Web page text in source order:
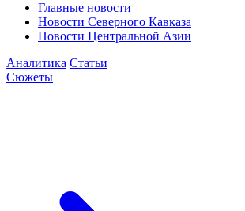
Главные новости
Новости Северного Кавказа
Новости Центральной Азии
Аналитика Статьи
Сюжеты